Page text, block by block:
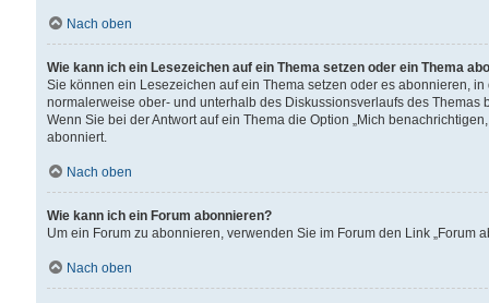
Nach oben
Wie kann ich ein Lesezeichen auf ein Thema setzen oder ein Thema
Sie können ein Lesezeichen auf ein Thema setzen oder es abonnieren,
normalerweise ober- und unterhalb des Diskussionsverlaufs des Themas
Wenn Sie bei der Antwort auf ein Thema die Option „Mich
abonniert.
Nach oben
Wie kann ich ein Forum abonnieren?
Um ein Forum zu abonnieren, verwenden Sie im Forum den Link „Forum
Nach oben